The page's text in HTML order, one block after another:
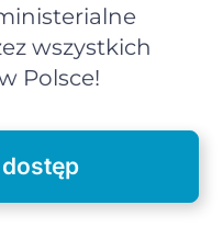
wszystkich
Polsce!